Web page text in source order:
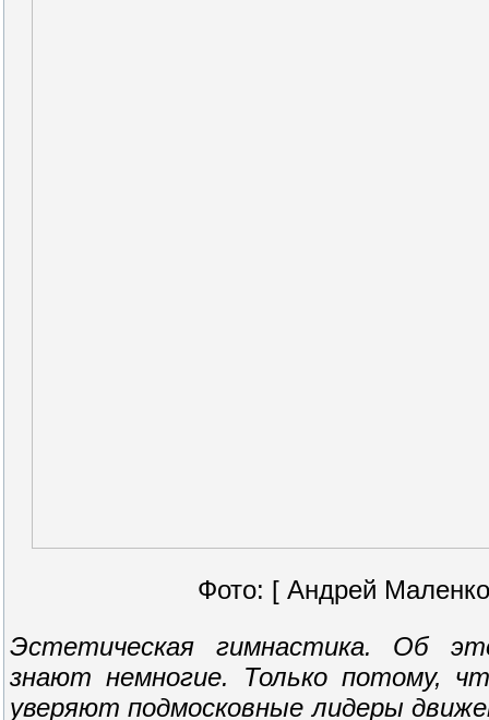
Фото: [ Андрей
Эстетическая гимнастика. Об
знают немногие. Только потому,
уверяют подмосковные лидеры